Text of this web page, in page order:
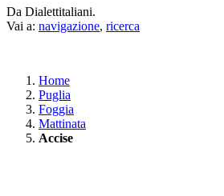
Da Dialettitaliani.
Vai a: navigazione, ricerca
Home
Puglia
Foggia
Mattinata
Accise